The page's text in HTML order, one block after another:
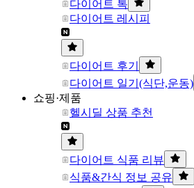
다이어트 톡
다이어트 레시피
다이어트 후기
다이어트 일기(식단,운동)
쇼핑·제품
헬시딜 상품 추천
다이어트 식품 리뷰
식품&간식 정보 공유